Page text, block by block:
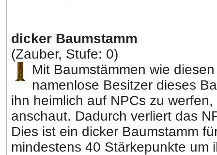
dicker Baumstamm
(Zauber, Stufe: 0)
Mit Baumstämmen wie
namenlose Besitzer dieses
ihn heimlich auf NPCs zu
anschaut. Dadurch verliert das
Dies ist ein dicker Baumstamm
mindestens 40 Stärkepunkte um